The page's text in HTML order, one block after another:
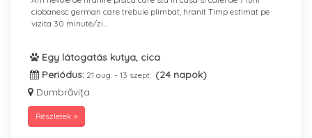
ciobanesc german care trebuie plimbat, hranit Timp estimat pe
vizita 30 minute/zi...
Egy látogatás kutya, cica
Periódus: 21 aug. - 13 szept. (24 napok)
Dumbrăvița
Részletek »